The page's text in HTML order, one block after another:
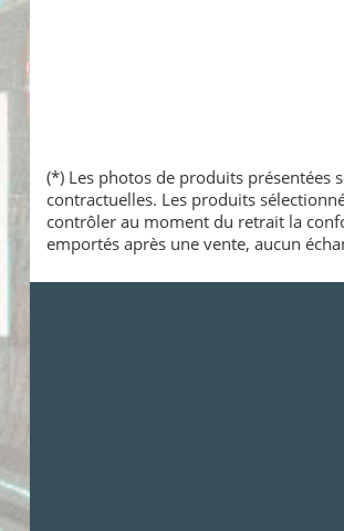
(*) Les photos de produits présentées
contractuelles. Les produits
contrôler au moment du retrait la
emportés après une vente, aucun